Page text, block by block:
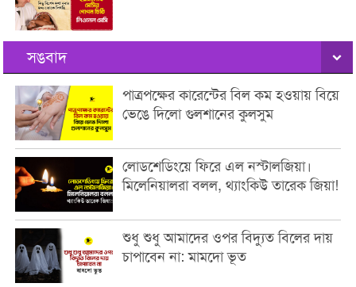
সঙবাদ
পাত্রপক্ষের কারেন্টের বিল কম হওয়ায় বিয়ে
ভেঙে দিলো গুলশানের কুলসুম
লোডশেডিংয়ে ফিরে এল নস্টালজিয়া।
মিলেনিয়ালরা বলল, থ্যাংকিউ তারেক জিয়া!
শুধু শুধু আমাদের ওপর বিদ্যুত বিলের দায়
চাপাবেন না: মামদো ভূত